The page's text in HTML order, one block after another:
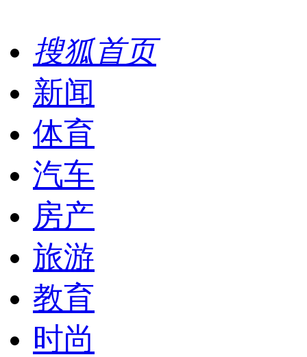
搜狐首页
新闻
体育
汽车
房产
旅游
教育
时尚